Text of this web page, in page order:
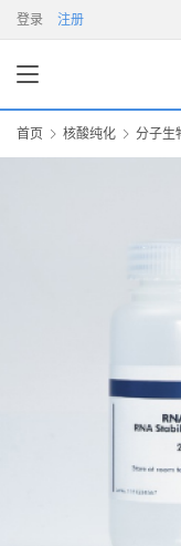
登录 注册
首页 核酸纯化 分子生